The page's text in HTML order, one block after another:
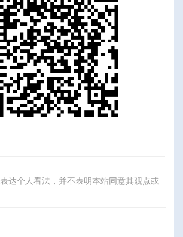
表达个人看法，并不表明本站同意其观点或